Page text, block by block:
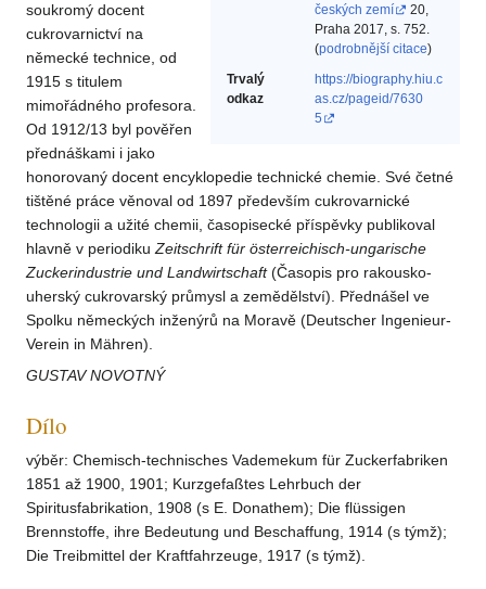
českých zemí
20,
Praha 2017, s. 752.
(podrobnější citace)
Trvalý
odkaz
https://biography.hiu.c
as.cz/pageid/7630
5
soukromý docent
cukrovarnictví na
německé technice, od
1915 s titulem
mimořádného profesora.
Od 1912/13 byl pověřen
přednáškami i jako
honorovaný docent encyklopedie technické chemie. Své četné
tištěné práce věnoval od 1897 především cukrovarnické
technologii a užité chemii, časopisecké příspěvky publikoval
hlavně v periodiku Zeitschrift für österreichisch-ungarische
Zuckerindustrie und Landwirtschaft(Časopis pro rakousko-
uherský cukrovarský průmysl a zemědělství). Přednášel ve
Spolku německých inženýrů na Moravě (Deutscher Ingenieur-
Verein in Mähren).
GUSTAV NOVOTNÝ
Dílo
výběr: Chemisch-technisches Vademekum für Zuckerfabriken
1851 až 1900, 1901; Kurzgefaßtes Lehrbuch der
Spiritusfabrikation, 1908 (s E. Donathem); Die flüssigen
Brennstoffe, ihre Bedeutung und Beschaffung, 1914 (s týmž);
Die Treibmittel der Kraftfahrzeuge, 1917 (s týmž).